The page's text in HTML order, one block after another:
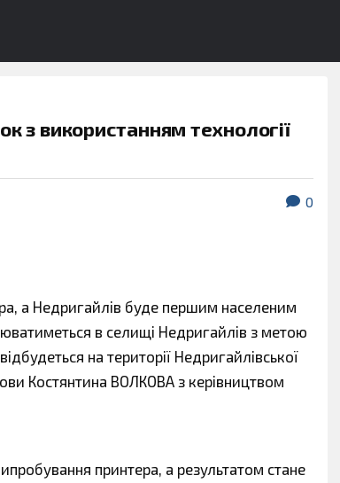
з використанням технології
0
а Недригайлів буде першим населеним
в селищі Недригайлів з метою
на території Недригайлівської
Костянтина ВОЛКОВА з керівництвом
принтера, а результатом стане